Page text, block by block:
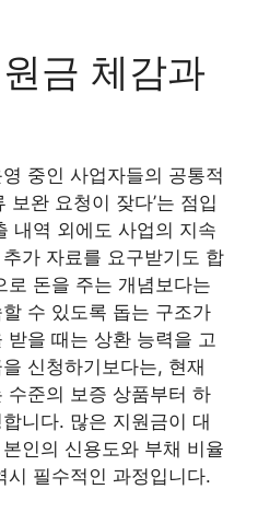
금 체감과
중인 사업자들의 공통적
보완 요청이 잦다’는 점입
내역 외에도 사업의 지속
가 자료를 요구받기도 합
로 돈을 주는 개념보다는
수 있도록 돕는 구조가
을 때는 상환 능력을 고
신청하기보다는, 현재
수준의 보증 상품부터 하
니다. 많은 지원금이 대
인의 신용도와 부채 비율
시 필수적인 과정입니다.